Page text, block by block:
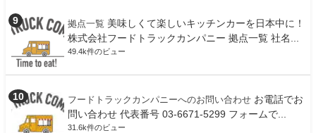
拠点一覧 美味しくて楽しいキッチンカーを日本中に！
株式会社フードトラックカンパニー 拠点一覧 社名...
49.4k件のビュー
フードトラックカンパニーへのお問い合わせ お電話でお
問い合わせ 代表番号 03-6671-5299 フォームで...
31.6k件のビュー